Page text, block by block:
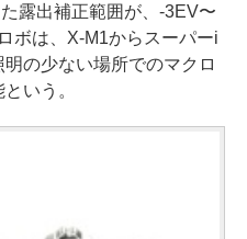
露出補正範囲が、-3EV〜
ボは、X-M1からスーパーi
の少ない場所でのマクロ
いう。